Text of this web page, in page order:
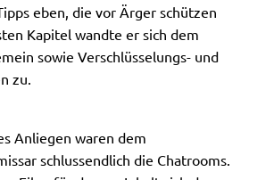
eben, die vor Ärger schützen
Kapitel wandte er sich dem
sowie Verschlüsselungs- und
zu.
Anliegen waren dem
schlussendlich die Chatrooms.